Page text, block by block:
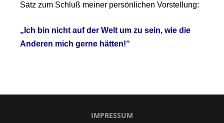
Satz zum Schluß meiner persönlichen Vorstellung:
„Ich bin nicht auf der Welt um zu sein, wie die
Anderen mich gerne hätten!“
IMPRESSUM